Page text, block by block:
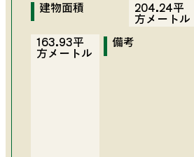
建物面積
204.24平
方メートル
163.93平
方メートル
備考